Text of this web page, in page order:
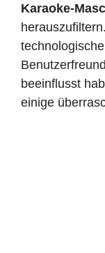
Karaoke-
beeinflusst
einige